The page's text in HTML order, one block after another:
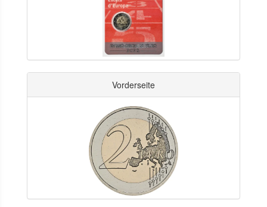
Vorderseite